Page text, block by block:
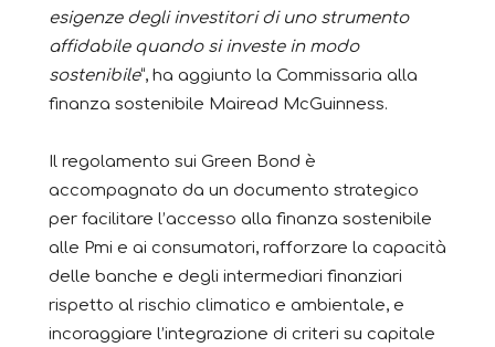
esigenze degli investitori di uno strumento
affidabile quando si investe in modo
sostenibile“, ha aggiunto la Commissaria alla
finanza sostenibile Mairead McGuinness.
Il regolamento sui Green Bond è
accompagnato da un documento strategico
per facilitare l’accesso alla finanza sostenibile
alle Pmi e ai consumatori, rafforzare la capacità
delle banche e degli intermediari finanziari
rispetto al rischio climatico e ambientale, e
incoraggiare l’integrazione di criteri su capitale